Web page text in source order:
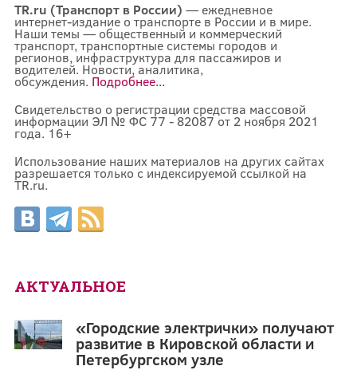
TR.ru (Транспорт в России) — ежедневное
интернет-издание о транспорте в России и в мире.
Наши темы — общественный и коммерческий
транспорт, транспортные системы городов и
регионов, инфраструктура для пассажиров и
водителей. Новости, аналитика,
обсуждения. Подробнее...
Свидетельство о регистрации средства массовой
информации ЭЛ № ФС 77 - 82087 от 2 ноября 2021
года. 16+
Использование наших материалов на других сайтах
разрешается только с индексируемой ссылкой на
TR.ru.
АКТУАЛЬНОЕ
«Городские электрички» получают
развитие в Кировской области и
Петербургском узле